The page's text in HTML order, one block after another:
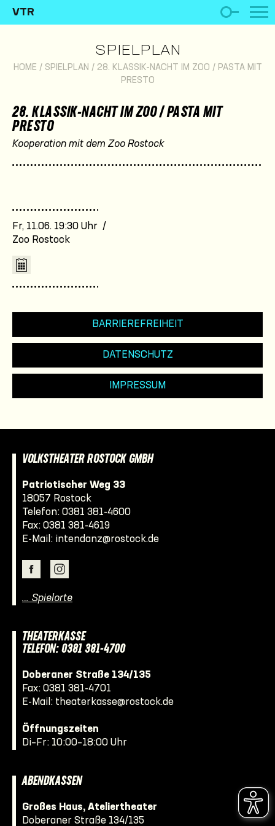
VTR
SPIELPLAN
HOME / SPIELPLAN / 28. KLASSIK-NACHT IM ZOO / PASTA MIT
PRESTO
28. KLASSIK-NACHT IM ZOO / PASTA MIT
PRESTO
Kooperation mit dem Zoo Rostock
Fr, 11.06. 19:30 Uhr /
Zoo Rostock
BARRIEREFREIHEIT
DATENSCHUTZ
IMPRESSUM
VOLKSTHEATER ROSTOCK GMBH
Patriotischer Weg 33
18057 Rostock
Telefon: 0381 381-4600
Fax: 0381 381-4619
E-Mail: intendanz@rostock.de
… Spielorte
THEATERKASSE
TELEFON: 0381 381-4700
Doberaner Straße 134/135
Fax: 0381 381-4701
E-Mail: theaterkasse@rostock.de
Öffnungszeiten
Di–Fr: 10:00–18:00 Uhr
ABENDKASSEN
Großes Haus, Ateliertheater
Doberaner Straße 134/135